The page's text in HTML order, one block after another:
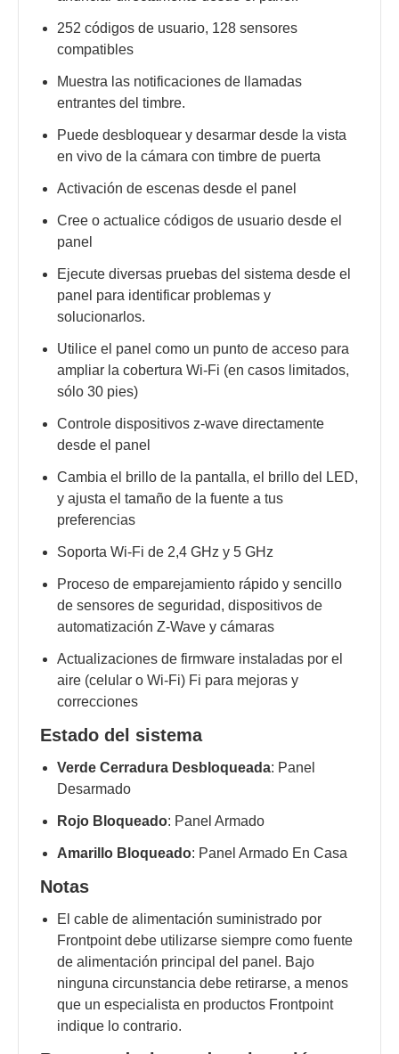
252 códigos de usuario, 128 sensores
compatibles
Muestra las notificaciones de llamadas
entrantes del timbre.
Puede desbloquear y desarmar desde la vista
en vivo de la cámara con timbre de puerta
Activación de escenas desde el panel
Cree o actualice códigos de usuario desde el
panel
Ejecute diversas pruebas del sistema desde el
panel para identificar problemas y
solucionarlos.
Utilice el panel como un punto de acceso para
ampliar la cobertura Wi-Fi (en casos limitados,
sólo 30 pies)
Controle dispositivos z-wave directamente
desde el panel
Cambia el brillo de la pantalla, el brillo del LED,
y ajusta el tamaño de la fuente a tus
preferencias
Soporta Wi-Fi de 2,4 GHz y 5 GHz
Proceso de emparejamiento rápido y sencillo
de sensores de seguridad, dispositivos de
automatización Z-Wave y cámaras
Actualizaciones de firmware instaladas por el
aire (celular o Wi-Fi) Fi para mejoras y
correcciones
Estado del sistema
Verde Cerradura Desbloqueada: Panel
Desarmado
Rojo Bloqueado: Panel Armado
Amarillo Bloqueado: Panel Armado En Casa
Notas
El cable de alimentación suministrado por
Frontpoint debe utilizarse siempre como fuente
de alimentación principal del panel. Bajo
ninguna circunstancia debe retirarse, a menos
que un especialista en productos Frontpoint
indique lo contrario.